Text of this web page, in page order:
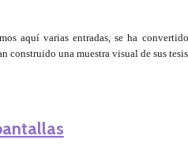
aquí varias entradas, se ha
construido una muestra visual de sus